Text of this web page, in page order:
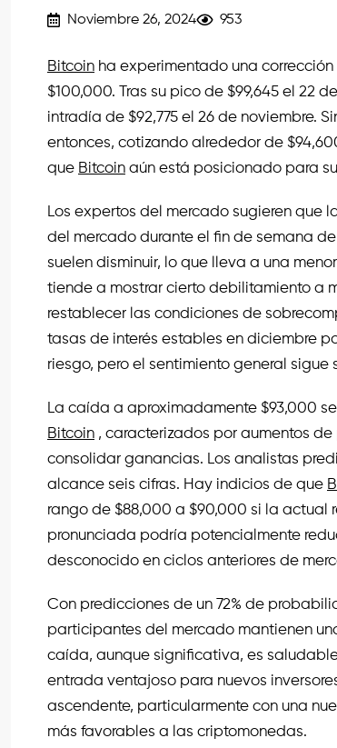
Noviembre 26, 2024 953
Bitcoin ha experimentado una
$100,000. Tras su pico de $99,645 el 22
intradía de $92,775 el 26 de noviembre.
entonces, cotizando alrededor de
que Bitcoin aún está posicionado para
Los expertos del mercado sugieren
del mercado durante el fin de semana
suelen disminuir, lo que lleva a una
tiende a mostrar cierto debilitamiento a
restablecer las condiciones de
tasas de interés estables en diciembre
riesgo, pero el sentimiento general
La caída a aproximadamente $93,000
Bitcoin , caracterizados por aumentos
consolidar ganancias. Los analistas
alcance seis cifras. Hay indicios de que
rango de $88,000 a $90,000 si la actual
pronunciada podría potencialmente
desconocido en ciclos anteriores de
Con predicciones de un 72% de
participantes del mercado mantienen
caída, aunque significativa, es
entrada ventajoso para nuevos
ascendente, particularmente con una
más favorables a las criptomonedas.